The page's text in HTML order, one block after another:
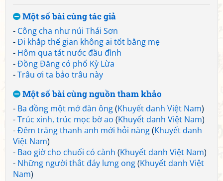
Một số bài cùng tác giả
- Công cha như núi Thái Sơn
-Đi khắp thế gian không ai tốt bằng mẹ
- Hôm qua tát nước đầu đình
-Đồng Đăng có phố Kỳ Lừa
-Trâu ơi ta bảo trâu này
Một số bài cùng nguồn tham khảo
- Ba đồng một mớ đàn ông(Khuyết danh Việt Nam)
-Trúc xinh, trúc mọc bờ ao (Khuyết danh Việt Nam)
-Đêm trăng thanh anh mới hỏi nàng(Khuyết danh
Việt Nam)
- Bao giờ cho chuối có cành (Khuyết danh Việt Nam)
- Những người thắt đáy lưng ong(Khuyết danh Việt
Nam)